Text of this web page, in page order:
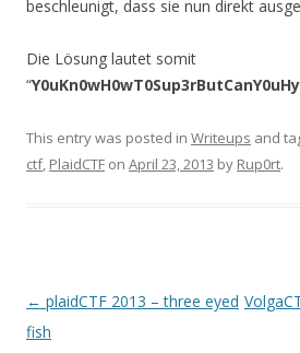
beschleunigt, dass sie nun direkt
Die Lösung lautet somit
“
This entry was posted in Writeups and
ctf, PlaidCTF on April 23, 2013 by Rup0rt.
Post
navigation
← plaidCTF 2013 – three eyed
fish